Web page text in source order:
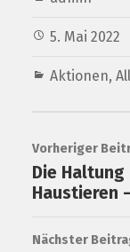
5. Mai 2022
Aktionen,
Vorheriger
Die
Haustieren
Nächster